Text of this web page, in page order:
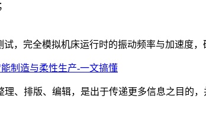
，完全模拟机床运行时的振动频率与加速度，
制造与柔性生产-一文搞懂
、排版、编辑，是出于传递更多信息之目的